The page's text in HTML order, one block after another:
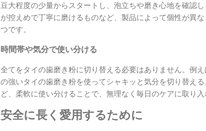
豆大程度の少量からスタートし、泡立ちや磨き心地を確認
が控えめで丁寧に磨けるものなど、製品によって個性が異
つです。
時間帯や気分で使い分ける
全てをタイの歯磨き粉に切り替える必要はありません。例
の強いタイの歯磨き粉を使ってシャキッと気分を切り替え
ど、柔軟に使い分けることで、無理なく毎日のケアに取り入
安全に長く愛用するために